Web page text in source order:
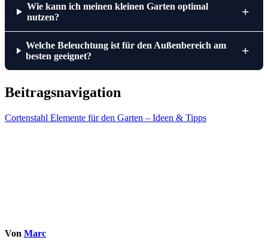
Wie kann ich meinen kleinen Garten optimal
nutzen?
+
Welche Beleuchtung ist für den Außenbereich am
besten geeignet?
+
Beitragsnavigation
Cortenstahl Elemente für den Garten – Ideen & Tipps
Von Marc